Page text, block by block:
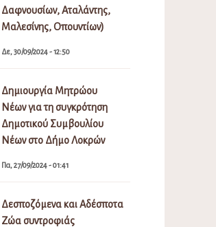
Δαφνουσίων, Αταλάντης,
Μαλεσίνης, Οπουντίων)
Δε, 30/09/2024 - 12:50
Δημιουργία Μητρώου
Νέων για τη συγκρότηση
Δημοτικού Συμβουλίου
Νέων στο Δήμο Λοκρών
Πα, 27/09/2024 - 01:41
Δεσποζόμενα και Αδέσποτα
Ζώα συντροφιάς